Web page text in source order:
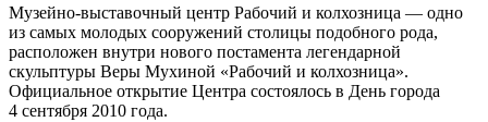
Музейно-выставочный центр Рабочий и колхозница — одно
из самых молодых сооружений столицы подобного рода,
расположен внутри нового постамента легендарной
скульптуры Веры Мухиной «Рабочий и колхозница».
Официальное открытие Центра состоялось в День города
4 сентября 2010 года.